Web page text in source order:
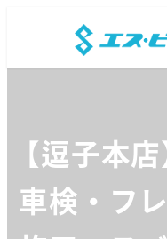
【逗子本
車検・フ